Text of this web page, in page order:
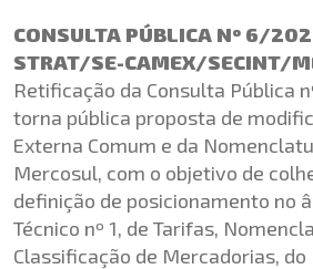
CONSULTA PÚBLICA Nº 6/
STRAT/SE-CAMEX/
Retificação da Consulta Pública
torna pública proposta de
Externa Comum e da
Mercosul, com o objetivo de
definição de posicionamento no
Técnico nº 1, de Tarifas,
Classificação de Mercadorias, do